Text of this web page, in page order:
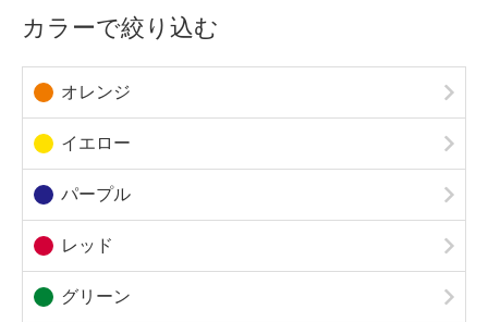
カラーで絞り込む
オレンジ
イエロー
パープル
レッド
グリーン